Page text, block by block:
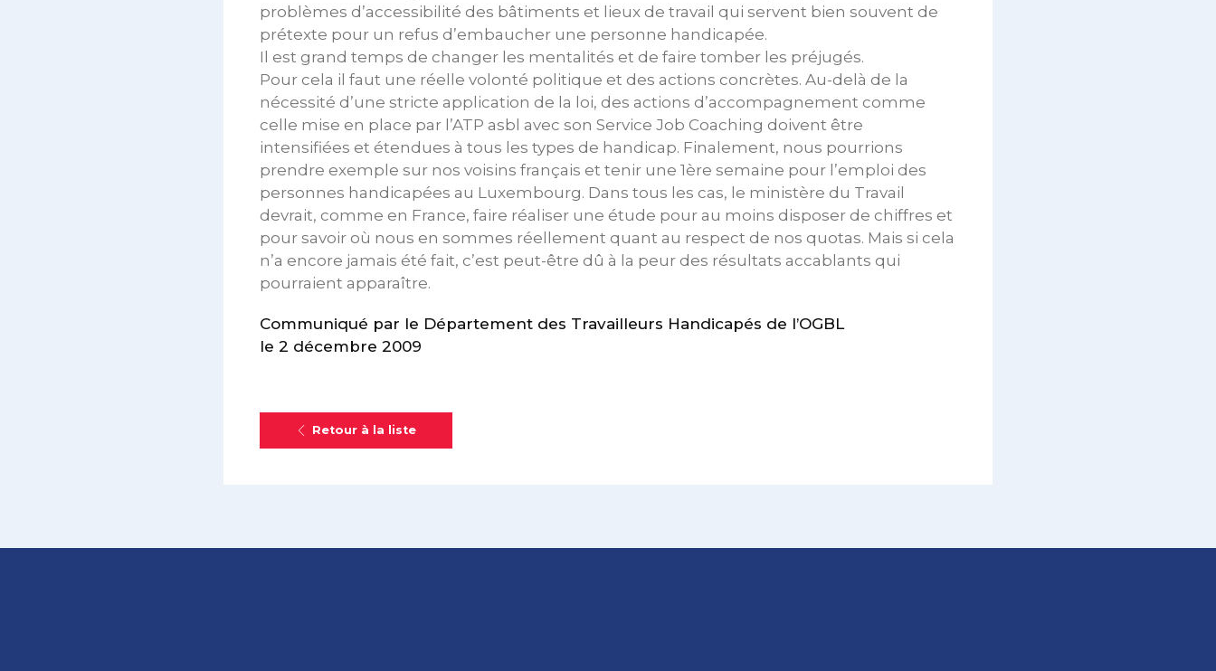
problèmes d’accessibilité des bâtiments et lieux de travail qui servent bien souvent de
prétexte pour un refus d’embaucher une personne handicapée.
Il est grand temps de changer les mentalités et de faire tomber les préjugés.
Pour cela il faut une réelle volonté politique et des actions concrètes. Au-delà de la
nécessité d’une stricte application de la loi, des actions d’accompagnement comme
celle mise en place par l’ATP asbl avec son Service Job Coaching doivent être
intensifiées et étendues à tous les types de handicap. Finalement, nous pourrions
prendre exemple sur nos voisins français et tenir une 1ère semaine pour l’emploi des
personnes handicapées au Luxembourg. Dans tous les cas, le ministère du Travail
devrait, comme en France, faire réaliser une étude pour au moins disposer de chiffres et
pour savoir où nous en sommes réellement quant au respect de nos quotas. Mais si cela
n’a encore jamais été fait, c’est peut-être dû à la peur des résultats accablants qui
pourraient apparaître.
Communiqué par le Département des Travailleurs Handicapés de l’OGBL
le 2 décembre 2009
Retour à la liste